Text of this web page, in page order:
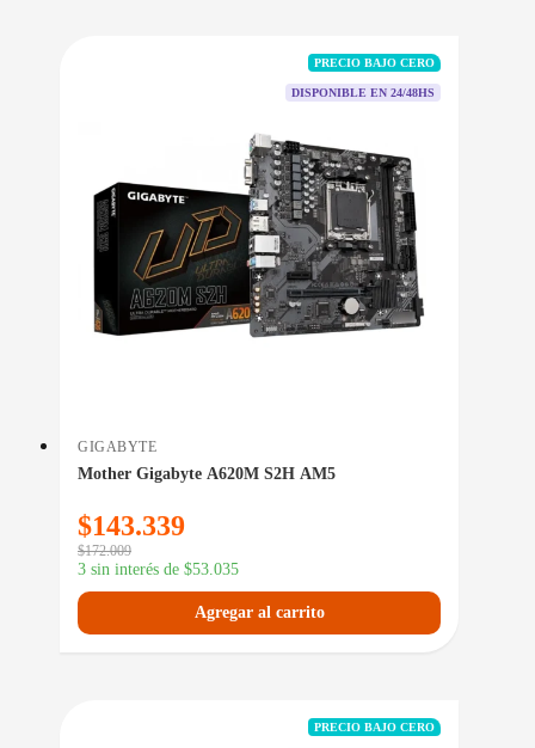
PRECIO BAJO CERO
DISPONIBLE EN 24/48HS
GIGABYTE
Mother Gigabyte A620M S2H AM5
$143.339
$172.009
3 sin interés de $53.035
Agregar al carrito
PRECIO BAJO CERO